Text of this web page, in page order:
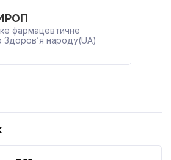
фармацевтичне
Здоров’я народу(UA)